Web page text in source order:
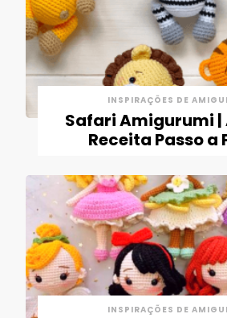
INSPIRAÇÕES DE
Safari Amigurumi
Receita Passo a
INSPIRAÇÕES DE